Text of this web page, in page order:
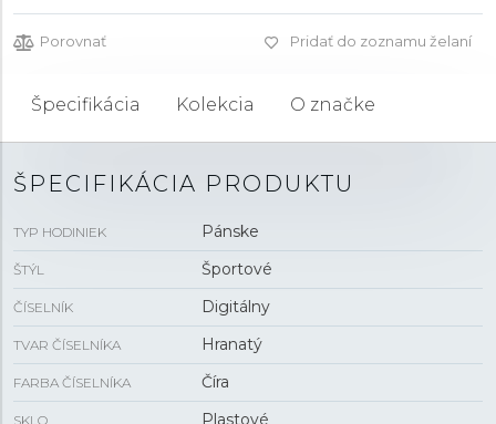
Porovnať Pridať do zoznamu želaní
Špecifikácia Kolekcia O značke
ŠPECIFIKÁCIA PRODUKTU
TYP HODINIEK Pánske
ŠTÝL Športové
ČÍSELNÍK Digitálny
TVAR ČÍSELNÍKA Hranatý
FARBA ČÍSELNÍKA Číra
SKLO Plastové